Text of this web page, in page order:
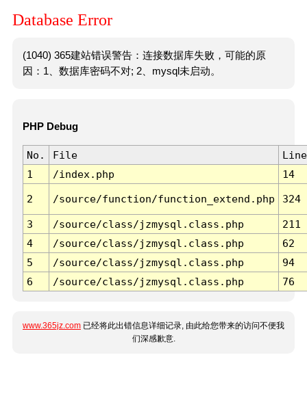
Database Error
(1040) 365建站错误警告：连接数据库失败，可能的原
因：1、数据库密码不对; 2、mysql未启动。
PHP Debug
No. File
Line
1
/index.php 14
2 /source/function/function_extend.php 324
3 /source/class/jzmysql.class.php
211
4
/source/class/jzmysql.class.php
62
5
/source/class/jzmysql.class.php
94
6
/source/class/jzmysql.class.php 76
www.365jz.com 已经将此出错信息详细记录, 由此给您带来的访问不便我
们深感歉意.